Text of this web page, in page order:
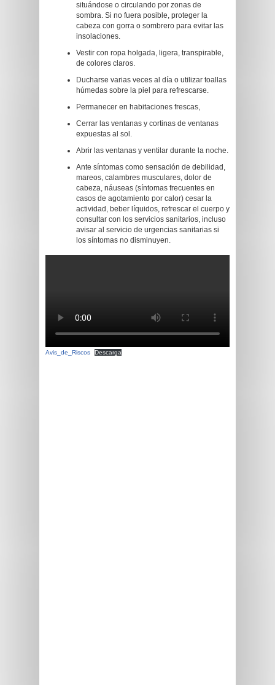
situándose o circulando por zonas de
sombra. Si no fuera posible, proteger la
cabeza con gorra o sombrero para evitar las
insolaciones.
Vestir con ropa holgada, ligera, transpirable,
de colores claros.
Ducharse varias veces al día o utilizar toallas
húmedas sobre la piel para refrescarse.
Permanecer en habitaciones frescas,
Cerrar las ventanas y cortinas de ventanas
expuestas al sol.
Abrir las ventanas y ventilar durante la noche.
Ante síntomas como sensación de debilidad,
mareos, calambres musculares, dolor de
cabeza, náuseas (síntomas frecuentes en
casos de agotamiento por calor) cesar la
actividad, beber líquidos, refrescar el cuerpo y
consultar con los servicios sanitarios, incluso
avisar al servicio de urgencias sanitarias si
los síntomas no disminuyen.
Avis_de_Riscos Descarga